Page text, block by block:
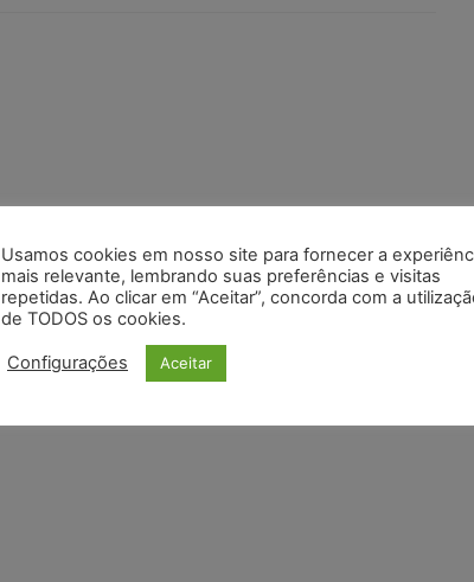
Usamos cookies em nosso site para fornecer a
mais relevante, lembrando suas preferências e visitas
repetidas. Ao clicar em “Aceitar”, concorda com a
de TODOS os cookies.
Configurações Aceitar